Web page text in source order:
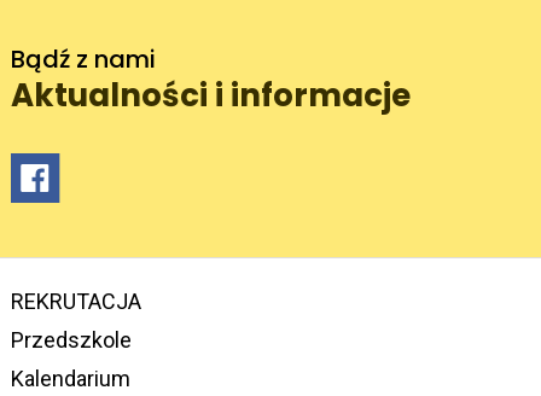
Bądź z nami
Aktualności i informacje
REKRUTACJA
Przedszkole
Kalendarium